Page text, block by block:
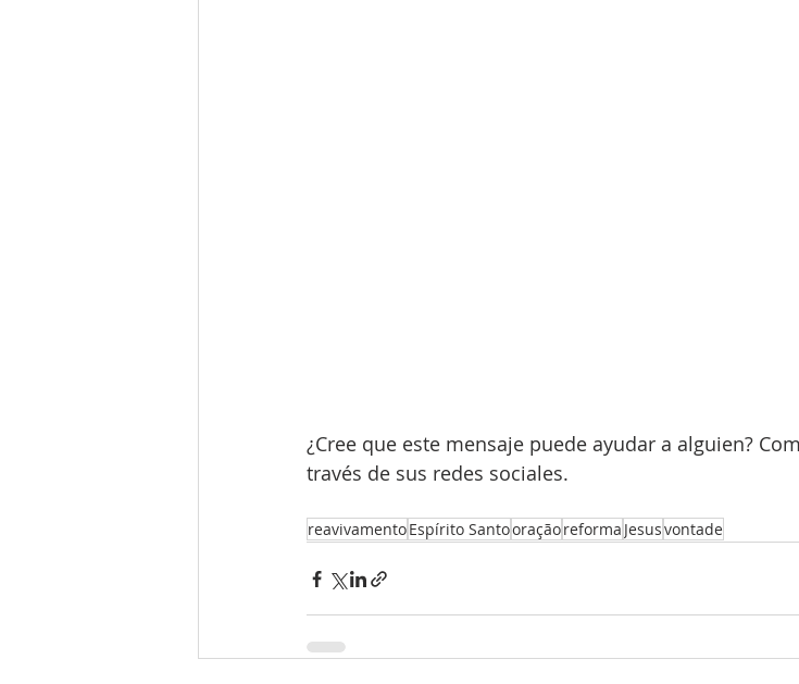
¿Cree que este mensaje puede ayudar a alguien?
través de sus redes sociales.
reavivamentoEspírito Santooraçãoreforma Jesusvontade